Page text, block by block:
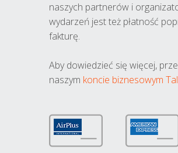
naszych partnerów i
wydarzeń jest też płatność
fakturę.
Aby dowiedzieć się więcej,
naszym koncie biznesowym